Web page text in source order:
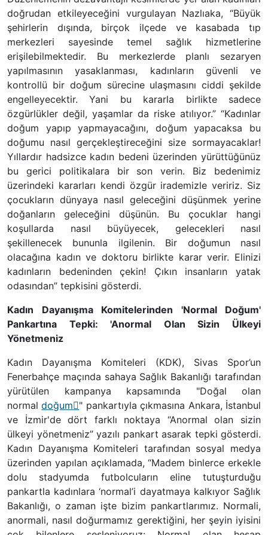
doğrudan etkileyeceğini vurgulayan Nazlıaka, “Büyük
şehirlerin dışında, birçok ilçede ve kasabada tıp
merkezleri sayesinde temel sağlık hizmetlerine
erişilebilmektedir. Bu merkezlerde planlı sezaryen
yapılmasının yasaklanması, kadınların güvenli ve
kontrollü bir doğum sürecine ulaşmasını ciddi şekilde
engelleyecektir. Yani bu kararla birlikte sadece
özgürlükler değil, yaşamlar da riske atılıyor.” “Kadınlar
doğum yapıp yapmayacağını, doğum yapacaksa bu
doğumu nasıl gerçekleştireceğini size sormayacaklar!
Yıllardır hadsizce kadın bedeni üzerinden yürüttüğünüz
bu gerici politikalara bir son verin. Biz bedenimiz
üzerindeki kararları kendi özgür irademizle veririz. Siz
çocukların dünyaya nasıl geleceğini düşünmek yerine
doğanların geleceğini düşünün. Bu çocuklar hangi
koşullarda nasıl büyüyecek, gelecekleri nasıl
şekillenecek bununla ilgilenin. Bir doğumun nasıl
olacağına kadın ve doktoru birlikte karar verir. Elinizi
kadınların bedeninden çekin! Çıkın insanların yatak
odasından” tepkisini gösterdi.
Kadın Dayanışma Komitelerinden 'Normal Doğum'
Pankartına Tepki: 'Anormal Olan Sizin Ülkeyi
Yönetmeniz
Kadın Dayanışma Komiteleri (KDK), Sivas Spor’un
Fenerbahçe maçında sahaya Sağlık Bakanlığı tarafından
yürütülen kampanya kapsamında "Doğal olan
normaldoğum " pankartıyla çıkmasına Ankara, İstanbul
ve İzmir'de dört farklı noktaya “Anormal olan sizin
ülkeyi yönetmeniz” yazılı pankart asarak tepki gösterdi.
Kadın Dayanışma Komiteleri tarafından sosyal medya
üzerinden yapılan açıklamada, “Madem binlerce erkekle
dolu stadyumda futbolcuların eline tutuşturduğu
pankartla kadınlara ‘normal’i dayatmaya kalkıyor Sağlık
Bakanlığı, o zaman işte bizim pankartlarımız. Normali,
anormali, nasıl doğurmamız gerektiğini, her şeyin iyisini